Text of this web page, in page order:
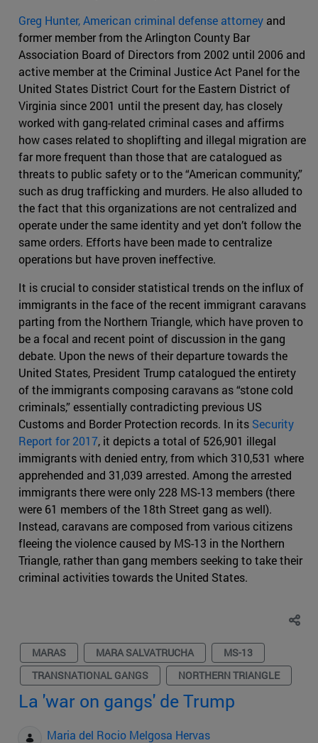
Greg Hunter, American criminal defense attorney and
former member from the Arlington County Bar
Association Board of Directors from 2002 until 2006 and
active member at the Criminal Justice Act Panel for the
United States District Court for the Eastern District of
Virginia since 2001 until the present day, has closely
worked with gang-related criminal cases and affirms
how cases related to shoplifting and illegal migration are
far more frequent than those that are catalogued as
threats to public safety or to the “American community,”
such as drug trafficking and murders. He also alluded to
the fact that this organizations are not centralized and
operate under the same identity and yet don’t follow the
same orders. Efforts have been made to centralize
operations but have proven ineffective.
It is crucial to consider statistical trends on the influx of
immigrants in the face of the recent immigrant caravans
parting from the Northern Triangle, which have proven to
be a focal and recent point of discussion in the gang
debate. Upon the news of their departure towards the
United States, President Trump catalogued the entirety
of the immigrants composing caravans as “stone cold
criminals,” essentially contradicting previous US
Customs and Border Protection records. In its Security
Report for 2017, it depicts a total of 526,901 illegal
immigrants with denied entry, from which 310,531 where
apprehended and 31,039 arrested. Among the arrested
immigrants there were only 228 MS-13 members (there
were 61 members of the 18th Street gang as well).
Instead, caravans are composed from various citizens
fleeing the violence caused by MS-13 in the Northern
Triangle, rather than gang members seeking to take their
criminal activities towards the United States.
MARAS MARA SALVATRUCHA
MS-13
TRANSNATIONAL GANGS
NORTHERN TRIANGLE
La 'war on gangs' de Trump
Maria del Rocio Melgosa Hervas